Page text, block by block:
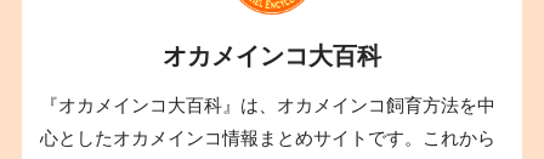
オカメインコ大百科
『オカメインコ大百科』は、オカメインコ飼育方法を中
心としたオカメインコ情報まとめサイトです。これから